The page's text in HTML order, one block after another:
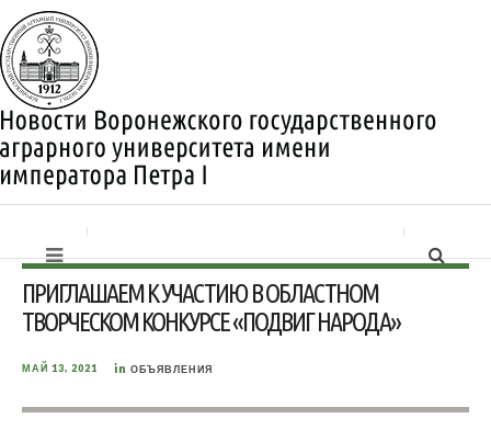
ПРИГЛАШАЕМ К УЧАСТИЮ В ОБЛАСТНОМ
ТВОРЧЕСКОМ КОНКУРСЕ «ПОДВИГ НАРОДА»
МАЙ 13, 2021 in ОБЪЯВЛЕНИЯ